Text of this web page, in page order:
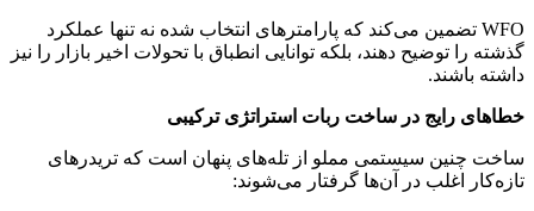
WFO تضمین می‌کند که پارامترهای انتخاب شده نه تنها عملکرد
گذشته را توضیح دهند، بلکه توانایی انطباق با تحولات اخیر بازار را نیز
داشته باشند.
خطاهای رایج در ساخت ربات استراتژی ترکیبی
ساخت چنین سیستمی مملو از تله‌های پنهان است که تریدرهای
تازه‌کار اغلب در آن‌ها گرفتار می‌شوند: